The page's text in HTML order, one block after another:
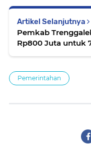
Artikel Selanjutnya
Pemkab
Rp800 Juta untuk
Pemerintahan